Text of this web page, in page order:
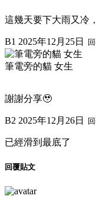
這幾天要下大雨又冷
B1 2025年12月25日
筆電旁的貓 女生
謝謝分享🥹
B2 2025年12月26日
已經滑到最底了
回覆貼文